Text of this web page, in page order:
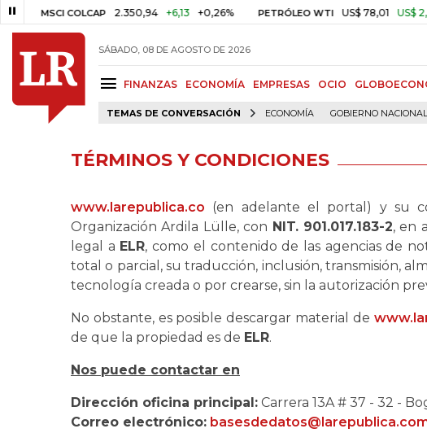
MSCI COLCAP 2.350,94 +6,13 +0,26% PETRÓLEO WTI US$ 78,01 US$ 2,92
SÁBADO, 08 DE AGOSTO DE 2026
FINANZAS ECONOMÍA EMPRESAS OCIO
TEMAS DE CONVERSACIÓN ECONOMÍA GOBIERNO NACIONAL
TÉRMINOS Y CONDICIONES
www.larepublica.co (en adelante el portal) y su
Organización Ardila Lülle, con NIT. 901.017.183-2, en
legal a ELR, como el contenido de las agencias de
total o parcial, su traducción, inclusión, transmisión,
tecnología creada o por crearse, sin la autorización
No obstante, es posible descargar material de
de que la propiedad es de ELR.
Nos puede contactar en
Dirección oficina principal: Carrera 13A # 37 - 32 -
Correo electrónico: